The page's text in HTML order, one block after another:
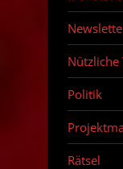
Nützliche
Politik
Rätsel